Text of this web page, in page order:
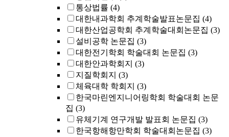
통상법률 (4)
대한내과학회 추계학술발표논문집 (4)
대한산업공학회 추계학술대회논문집 (3)
설비공학 논문집 (3)
대한전기학회 학술대회 논문집 (3)
대한안과학회지 (3)
지질학회지 (3)
체육대학 학회지 (3)
한국마린엔지니어링학회 학술대회 논문
집 (3)
유체기계 연구개발 발표회 논문집 (3)
한국항해항만학회 학술대회논문집 (3)